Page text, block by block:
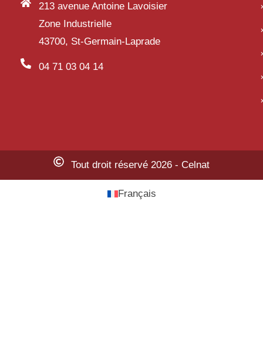
213 avenue Antoine Lavoisier
Zone Industrielle
43700, St-Germain-Laprade
04 71 03 04 14
Tout droit réservé 2026 - Celnat
Français